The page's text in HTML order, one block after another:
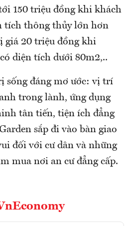
150 triệu đồng khi khách
tích thông thủy lớn hơn
giá 20 triệu đồng khi
diện tích dưới 80m2,..
sống đáng mơ ước: vị trí
trong lành, ứng dụng
tân tiến, tiện ích đẳng
sắp đi vào bàn giao
đối với cư dân và những
mua nơi an cư đẳng cấp.